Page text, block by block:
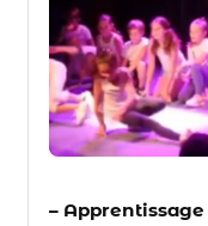
– Apprentissage